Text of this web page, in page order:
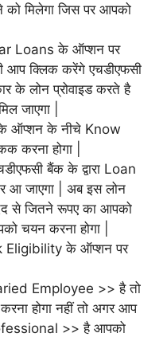
मिलेगा जिस पर आपको
Loans के ऑप्शन पर
आप क्लिक करेंगे एचडीएफसी
के लोन प्रोवाइड करते है
जाएगा |
ऑप्शन के नीचे Know
करना होगा |
बैंक के द्वारा Loan
जाएगा | अब इस लोन
से जितने रूपए का आपको
चयन करना होगा |
Eligibility के ऑप्शन पर
Employee >> है तो
होगा नहीं तो अगर आप
>> है आपको